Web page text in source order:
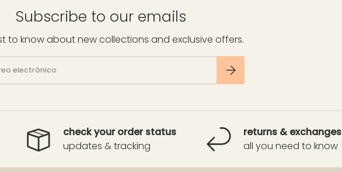
Subscribe to our emails
to know about new collections and exclusive offers.
SUSCRIBIRSE
check your order status
updates & tracking
returns & exchanges
all you need to know